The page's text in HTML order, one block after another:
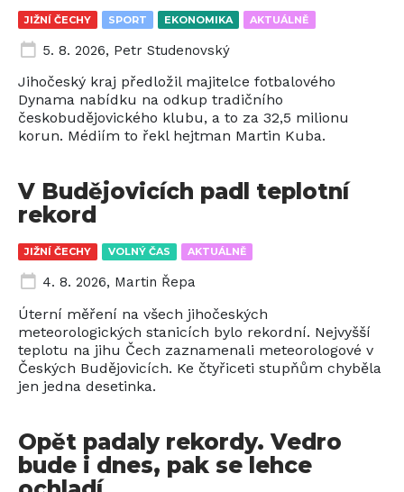
JIŽNÍ ČECHY SPORT EKONOMIKA AKTUÁLNĚ
5. 8. 2026, Petr Studenovský
Jihočeský kraj předložil majitelce fotbalového
Dynama nabídku na odkup tradičního
českobudějovického klubu, a to za 32,5 milionu
korun. Médiím to řekl hejtman Martin Kuba.
JIŽNÍ ČECHY VOLNÝ ČAS AKTUÁLNĚ
V Budějovicích padl teplotní
rekord
4. 8. 2026, Martin Řepa
Úterní měření na všech jihočeských
meteorologických stanicích bylo rekordní. Nejvyšší
teplotu na jihu Čech zaznamenali meteorologové v
Českých Budějovicích. Ke čtyřiceti stupňům chyběla
jen jedna desetinka.
Opět padaly rekordy. Vedro
bude i dnes, pak se lehce